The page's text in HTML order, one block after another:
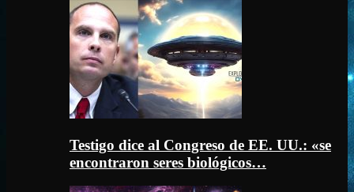
Testigo dice al Congreso de EE. UU.: «se
encontraron seres biológicos…